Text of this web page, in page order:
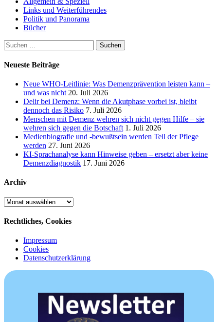
Links und Weiterführendes
Politik und Panorama
Bücher
Suchen
nach:
Neueste Beiträge
Neue WHO-Leitlinie: Was Demenzprävention leisten kann –
und was nicht 20. Juli 2026
Delir bei Demenz: Wenn die Akutphase vorbei ist, bleibt
dennoch das Risiko 7. Juli 2026
Menschen mit Demenz wehren sich nicht gegen Hilfe – sie
wehren sich gegen die Botschaft 1. Juli 2026
Medienbiografie und -bewußtsein werden Teil der Pflege
werden 27. Juni 2026
KI-Sprachanalyse kann Hinweise geben – ersetzt aber keine
Demenzdiagnostik 17. Juni 2026
Archiv
Archiv
Rechtliches, Cookies
Impressum
Cookies
Datenschutzerklärung